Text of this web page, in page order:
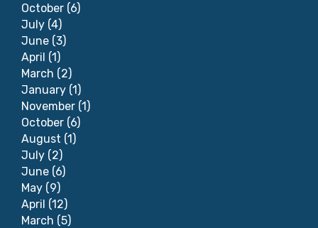
October (6)
July (4)
June (3)
April (1)
March (2)
January (1)
November (1)
October (6)
August (1)
July (2)
June (6)
May (9)
April (12)
March (5)